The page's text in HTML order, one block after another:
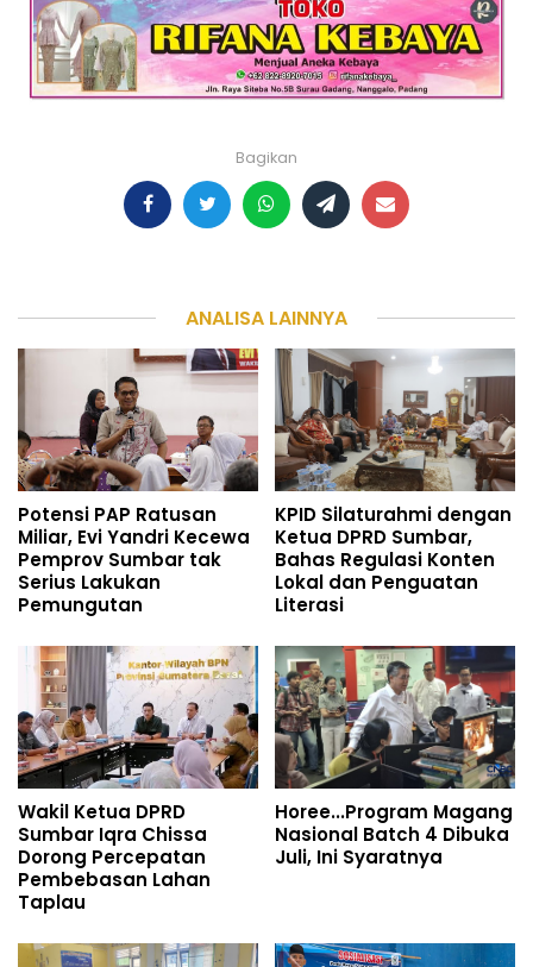
Bagikan
ANALISA LAINNYA
Potensi PAP Ratusan
Miliar, Evi Yandri Kecewa
Pemprov Sumbar tak
Serius Lakukan
Pemungutan
KPID Silaturahmi dengan
Ketua DPRD Sumbar,
Bahas Regulasi Konten
Lokal dan Penguatan
Literasi
Wakil Ketua DPRD
Sumbar Iqra Chissa
Dorong Percepatan
Pembebasan Lahan
Taplau
Horee...Program Magang
Nasional Batch 4 Dibuka
Juli, Ini Syaratnya